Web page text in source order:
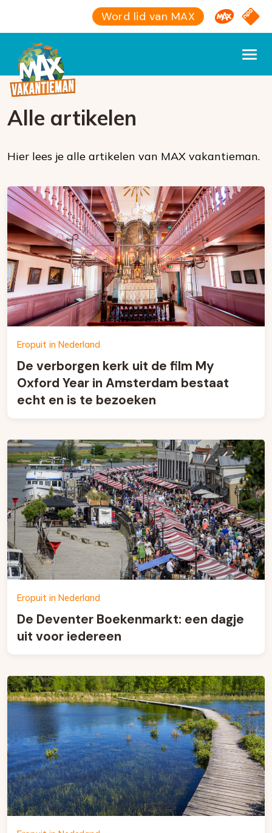
Word lid van MAX Omroep
NPO
Alle artikelen
Hier lees je alle artikelen van MAX vakantieman.
Eropuit in Nederland
De verborgen kerk uit de film My
Oxford Year in Amsterdam bestaat
echt en is te bezoeken
Eropuit in Nederland
De Deventer Boekenmarkt: een dagje
uit voor iedereen